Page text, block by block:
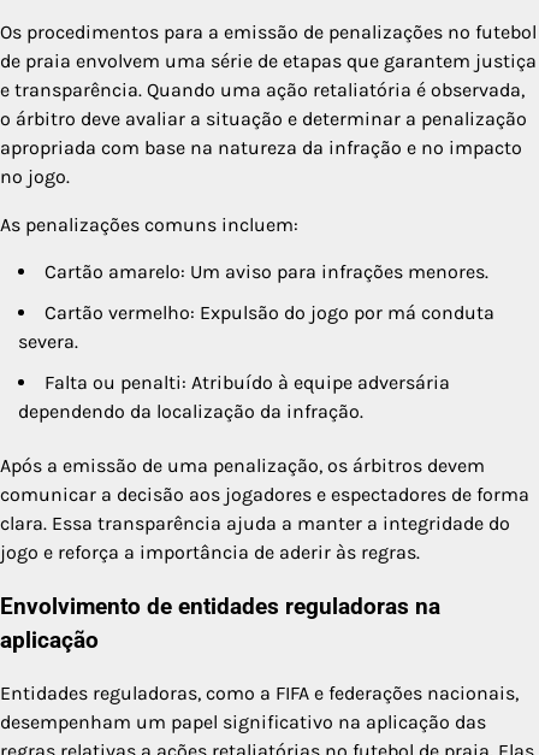
Os procedimentos para a emissão de penalizações no futebol
de praia envolvem uma série de etapas que garantem justiça
e transparência. Quando uma ação retaliatória é observada,
o árbitro deve avaliar a situação e determinar a penalização
apropriada com base na natureza da infração e no impacto
no jogo.
As penalizações comuns incluem:
Cartão amarelo: Um aviso para infrações menores.
Cartão vermelho: Expulsão do jogo por má conduta
severa.
Falta ou penalti: Atribuído à equipe adversária
dependendo da localização da infração.
Após a emissão de uma penalização, os árbitros devem
comunicar a decisão aos jogadores e espectadores de forma
clara. Essa transparência ajuda a manter a integridade do
jogo e reforça a importância de aderir às regras.
Envolvimento de entidades reguladoras na
aplicação
Entidades reguladoras, como a FIFA e federações nacionais,
desempenham um papel significativo na aplicação das